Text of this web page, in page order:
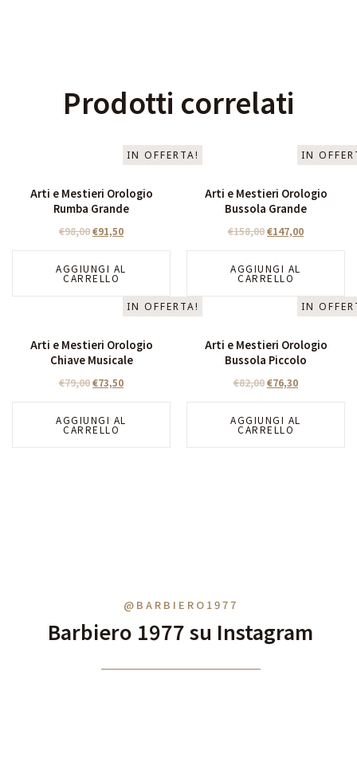
Prodotti correlati
IN OFFERTA!
Arti e Mestieri Orologio
Rumba Grande
€98,00€91,50
AGGIUNGI AL
CARRELLO
IN
Arti e Mestieri Orologio
Bussola Grande
€158,00€147,00
AGGIUNGI AL
CARRELLO
IN OFFERTA!
Arti e Mestieri Orologio
Chiave Musicale
€79,00€73,50
AGGIUNGI AL
CARRELLO
IN
Arti e Mestieri Orologio
Bussola Piccolo
€82,00€76,30
AGGIUNGI AL
CARRELLO
@BARBIERO1977
Barbiero 1977 su Instagram